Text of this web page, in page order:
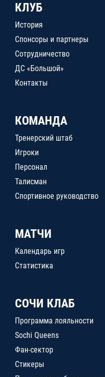
КЛУБ
История
Спонсоры и партнеры
Сотрудничество
ДС «Большой»
Контакты
КОМАНДА
Тренерский штаб
Игроки
Персонал
Талисман
Спортивное руководство
МАТЧИ
Календарь игр
Статистика
СОЧИ КЛАБ
Программа лояльности
Sochi Queens
Фан-сектор
Стикеры